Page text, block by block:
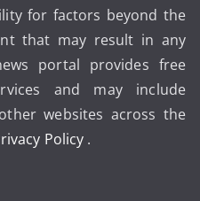
for factors beyond the
that may result in any
portal provides free
and may include
websites across the
Policy .